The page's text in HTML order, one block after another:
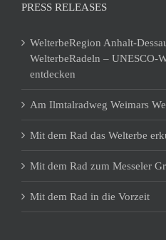
PRESS RELEASES
WelterbeRegion Anhalt-
WelterbeRadeln – UNESCO-
entdecken
Am Ilmtalradweg Weimars
Mit dem Rad das Welterbe
Mit dem Rad zum Messeler
Mit dem Rad in die Vorzeit